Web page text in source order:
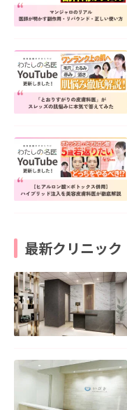
最新クリニック